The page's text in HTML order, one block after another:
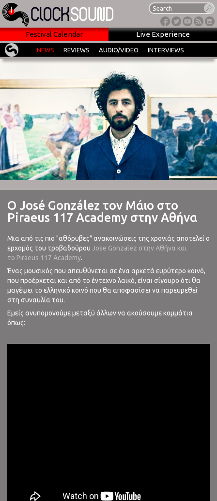
Festival Calendar Live Experience
NEWS REVIEWS AUDIO/VIDEO INTERVIEWS
Ο José González τον Μάιο στο
Piraeus 117 Academy στην Αθήνα
Μια από τις πιο "αθόρυβες" ανακοινώσεις της χρονιάς αποτελεί ο
ερχομός του τροβαδούρου Jose Gonzalez στην Αθήνα και
το Piraeus 117 Academy.
Ένας μουσικός που απευθύνεται σε ένα αρκετά ευρύτερο κοινό,
που προέρχεται και από το έντεχνο λαϊκό, είναι σίγουρο ότι θα
μαγέψει το ελληνικό κοινό που θα αποφασίσει να παρευρεθεί
στη συναυλία του.
Εμείς ανυπομονούμε μεταξύ άλλων να ακούσουμε κομμάτια
όπως: